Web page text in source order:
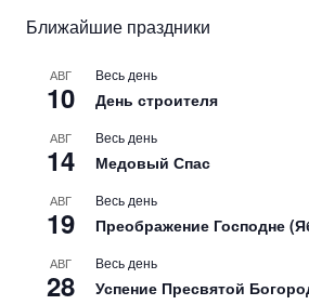
Ближайшие праздники
АВГ
10
Весь день
День строителя
АВГ
14
Весь день
Медовый Спас
АВГ
19
Весь день
Преображение Господне
АВГ
28
Весь день
Успение Пресвятой